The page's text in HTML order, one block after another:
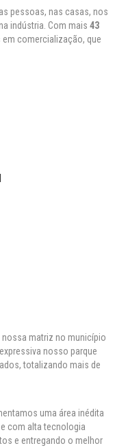
pessoas, nas casas, nos
indústria. Com mais 43
em comercialização, que
matriz no município
nosso parque
totalizando mais de
uma área inédita
com alta tecnologia
e entregando o melhor